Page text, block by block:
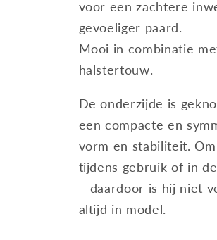
voor een zachtere
gevoeliger paard.
Mooi in combinatie
halstertouw.
De onderzijde is
een compacte en
vorm en stabiliteit.
tijdens gebruik of in
– daardoor is hij niet
altijd in model.